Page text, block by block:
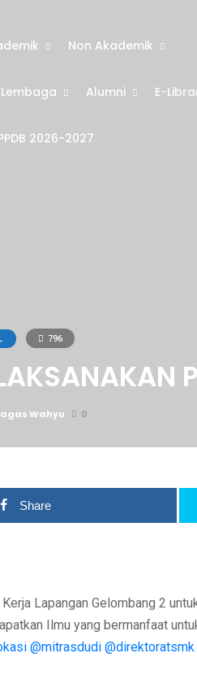
Non Akademik
Alumni E-
2026-2027
796
Wahyu 0
Share
Lapangan Gelombang 2
Ilmu yang bermanfaat
@mitrasdudi @direktoratsmk